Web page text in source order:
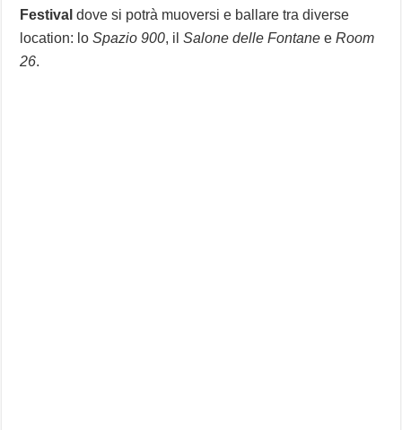
Festival dove si potrà muoversi e ballare tra diverse
location: loSpazio 900, ilSalone delle Fontane eRoom
26.